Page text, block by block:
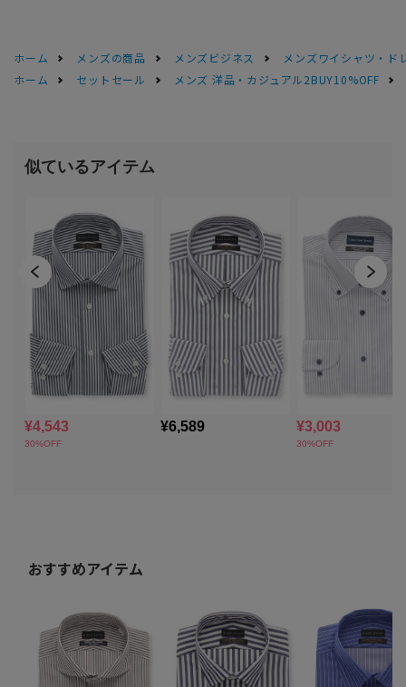
ホーム メンズの商品 メンズビジネス
メンズワイシャツ・ド
ホーム
セットセール メンズ 洋品・カジュアル2BUY10%OFF